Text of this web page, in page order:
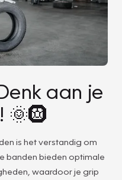
aan je
🌞🛞
is het verstandig om
banden bieden optimale
waardoor je grip